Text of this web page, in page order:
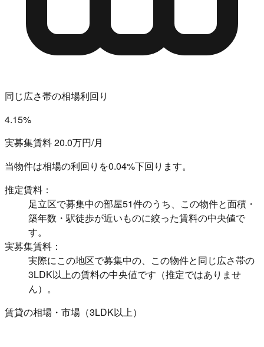
同じ広さ帯の相場利回り
4.15%
実募集賃料 20.0万円/月
当物件は相場の利回りを0.04%下回ります。
推定賃料：
足立区で募集中の部屋51件のうち、この物件と面積・
築年数・駅徒歩が近いものに絞った賃料の中央値で
す。
実募集賃料：
実際にこの地区で募集中の、この物件と同じ広さ帯の
3LDK以上の賃料の中央値です（推定ではありませ
ん）。
賃貸の相場・市場（3LDK以上）